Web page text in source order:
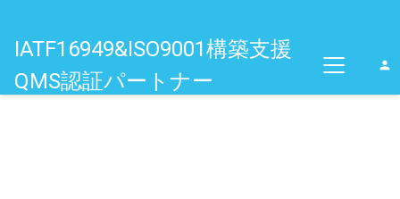
IATF16949&ISO9001構築支援
QMS認証パートナー
person